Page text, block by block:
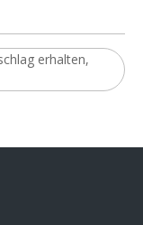
erhalten,